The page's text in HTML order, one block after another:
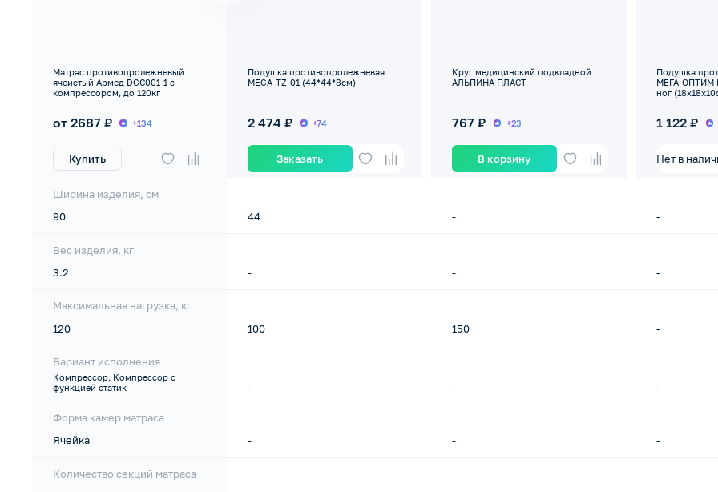
Матрас противопролежневый
ячеистый Армед DGC001-1 с
компрессором, до 120кг
от 2687 ₽ +134
Купить
Ширина изделия, см
90
Вес изделия, кг
3.2
Максимальная нагрузка, кг
120
Вариант исполнения
Компрессор, Компрессор с
функцией статик
Форма камер матраса
Ячейка
Количество секций матраса
Подушка противопролежневая
MEGA-TZ-01 (44*44*8см)
2 474 ₽ +74
Заказать
44
-
100
-
-
Круг медицинский подкладной
АЛЬПИНА ПЛАСТ
767 ₽ +23
В корзину
-
-
150
-
-
Подушка
МЕГА-ОПТИМ
ног
1 122 ₽
Нет в
-
-
-
-
-